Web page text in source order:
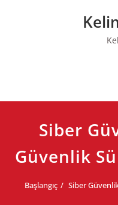
Siber
Güvenlik
Başlangıç Siber